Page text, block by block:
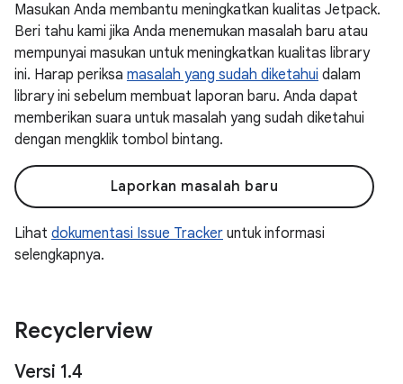
Masukan Anda membantu meningkatkan kualitas Jetpack.
Beri tahu kami jika Anda menemukan masalah baru atau
mempunyai masukan untuk meningkatkan kualitas library
ini. Harap periksa masalah yang sudah diketahui dalam
library ini sebelum membuat laporan baru. Anda dapat
memberikan suara untuk masalah yang sudah diketahui
dengan mengklik tombol bintang.
Laporkan masalah baru
Lihat dokumentasi Issue Tracker untuk informasi
selengkapnya.
Recyclerview
Versi 1.4